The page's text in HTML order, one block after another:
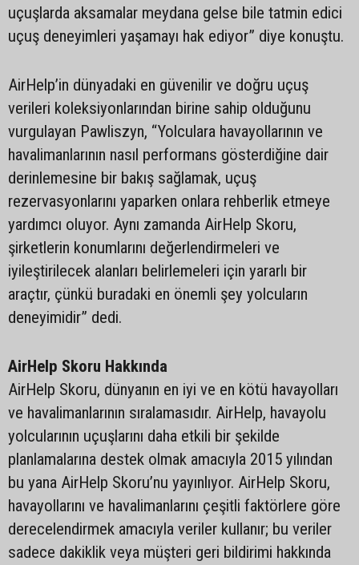
uçuşlarda aksamalar meydana gelse bile tatmin edici
uçuş deneyimleri yaşamayı hak ediyor” diye konuştu.
AirHelp’in dünyadaki en güvenilir ve doğru uçuş
verileri koleksiyonlarından birine sahip olduğunu
vurgulayan Pawliszyn, “Yolculara havayollarının ve
havalimanlarının nasıl performans gösterdiğine dair
derinlemesine bir bakış sağlamak, uçuş
rezervasyonlarını yaparken onlara rehberlik etmeye
yardımcı oluyor. Aynı zamanda AirHelp Skoru,
şirketlerin konumlarını değerlendirmeleri ve
iyileştirilecek alanları belirlemeleri için yararlı bir
araçtır, çünkü buradaki en önemli şey yolcuların
deneyimidir” dedi.
AirHelp Skoru Hakkında
AirHelp Skoru, dünyanın en iyi ve en kötü havayolları
ve havalimanlarının sıralamasıdır. AirHelp, havayolu
yolcularının uçuşlarını daha etkili bir şekilde
planlamalarına destek olmak amacıyla 2015 yılından
bu yana AirHelp Skoru’nu yayınlıyor. AirHelp Skoru,
havayollarını ve havalimanlarını çeşitli faktörlere göre
derecelendirmek amacıyla veriler kullanır; bu veriler
sadece dakiklik veya müşteri geri bildirimi hakkında